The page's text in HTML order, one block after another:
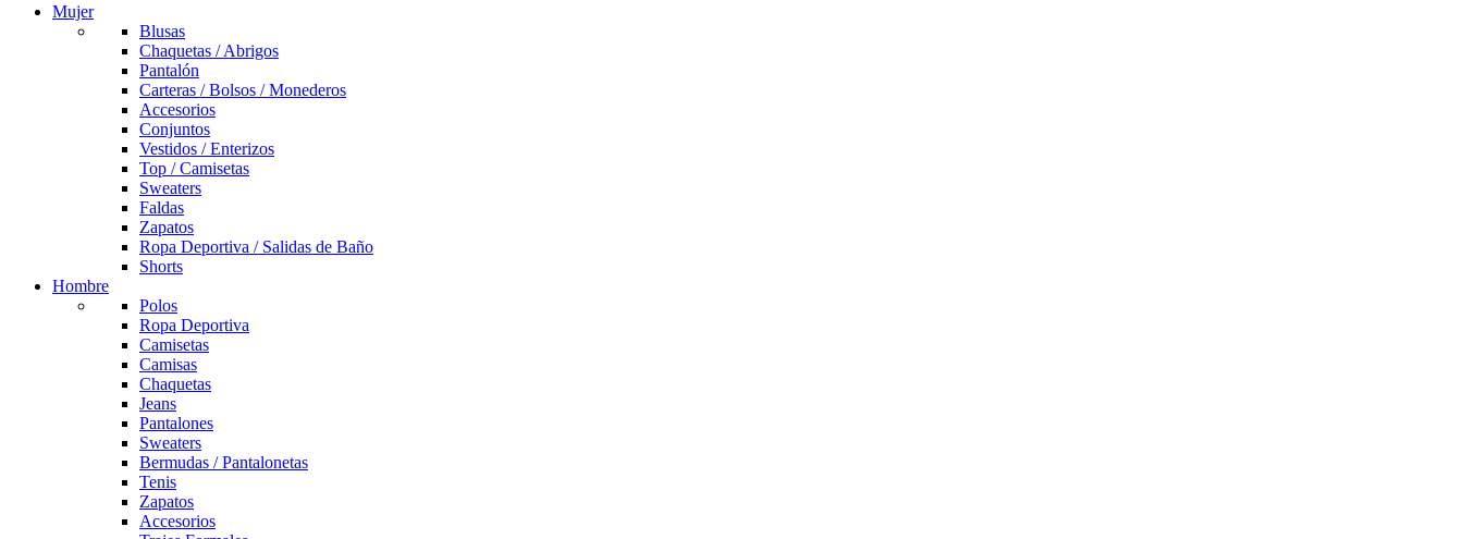
Mujer
Blusas
Chaquetas / Abrigos
Pantalón
Carteras / Bolsos / Monederos
Accesorios
Conjuntos
Vestidos / Enterizos
Top / Camisetas
Sweaters
Faldas
Zapatos
Ropa Deportiva / Salidas de Baño
Shorts
Hombre
Polos
Ropa Deportiva
Camisetas
Camisas
Chaquetas
Jeans
Pantalones
Sweaters
Bermudas / Pantalonetas
Tenis
Zapatos
Accesorios